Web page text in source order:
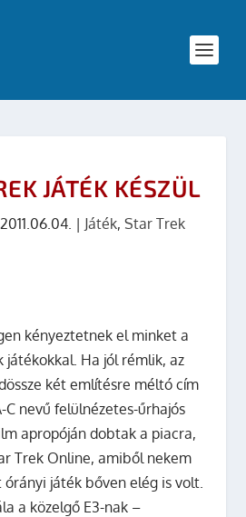
JÁTÉK KÉSZÜL
2011.06.04. | Játék, Star Trek
kényeztetnek el minket a
játékokkal. Ha jól rémlik, az
két említésre méltó cím
C nevű felülnézetes-űrhajós
apropóján dobtak a piacra,
Trek Online, amiből nekem
játék bőven elég is volt.
a közelgő E3-nak –